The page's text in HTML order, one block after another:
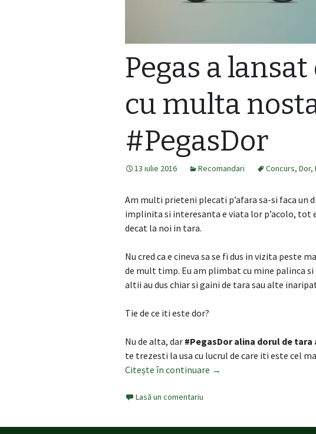
Pegas a
cu multa
#PegasDor
13 iulie 2016 Recomandari Concurs, Dor,
Am multi prieteni plecati p’afara sa-si faca un
implinita si interesanta e viata lor p’acolo, tot
decat la noi in tara.
Nu cred ca e cineva sa se fi dus in vizita peste
de mult timp. Eu am plimbat cu mine palinca
altii au dus chiar si gaini de tara sau alte
Tie de ce iti este dor?
Nu de alta, dar #PegasDor alina dorul de
te trezesti la usa cu lucrul de care iti este cel
Citește în continuare Pegas a lansat o
→
Lasă un comentariu